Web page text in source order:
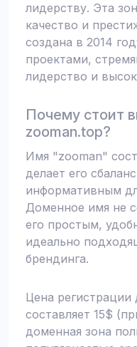
лидерству. Эта
качество и
создана в 2014
проектами,
лидерство и
Почему стоит
zooman.top?
Имя "zooman"
делает его
информативным
Доменное имя не
его простым,
идеально
брендинга.
Цена
составляет 15$
доменная зона